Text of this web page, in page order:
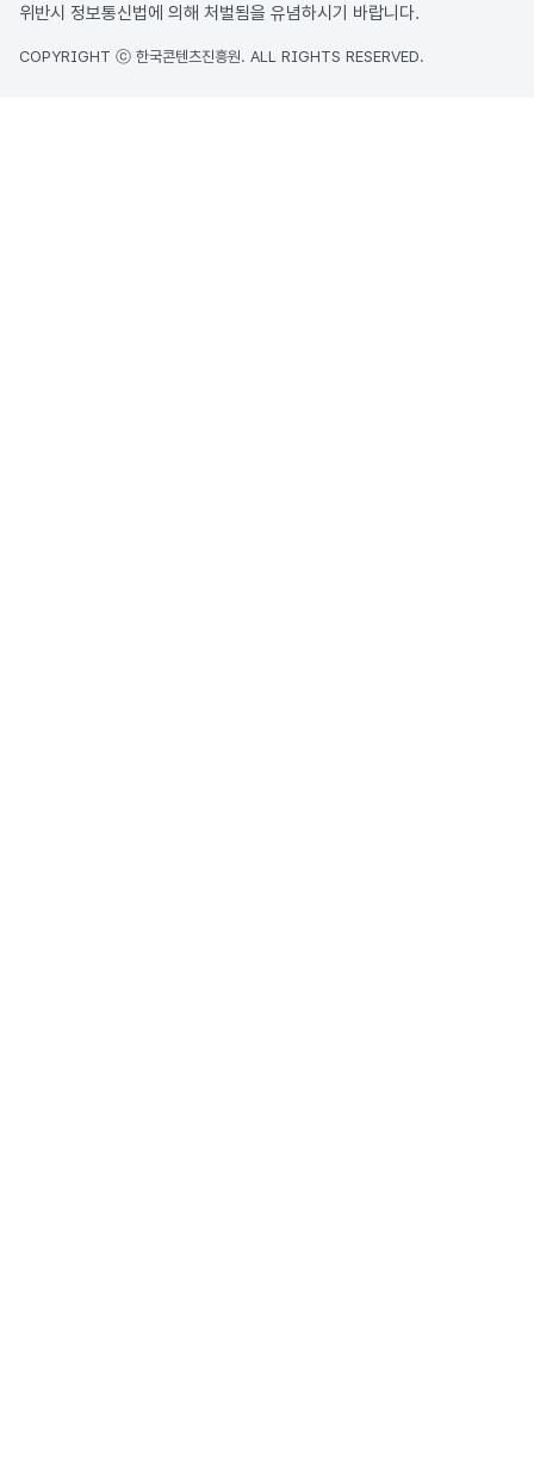
위반시 정보통신법에 의해 처벌됨을 유념하시기 바랍니다.
COPYRIGHT ⓒ 한국콘텐츠진흥원. ALL RIGHTS RESERVED.